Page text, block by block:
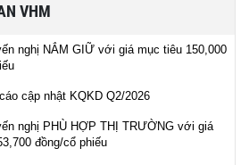
VHM
nghị NẮM GIỮ với giá mục tiêu 150,000
cập nhật KQKD Q2/2026
nghị PHÙ HỢP THỊ TRƯỜNG với giá
đồng/cổ phiếu